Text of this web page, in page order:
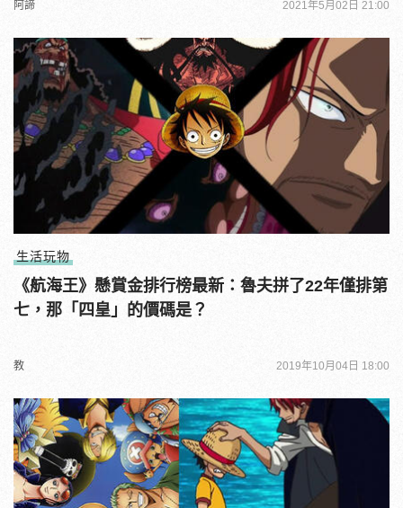
阿諦 2021年5月02日 21:00
生活玩物
《航海王》懸賞金排行榜最新：魯夫拼了22年僅排第
七，那「四皇」的價碼是？
教 2019年10月04日 18:00